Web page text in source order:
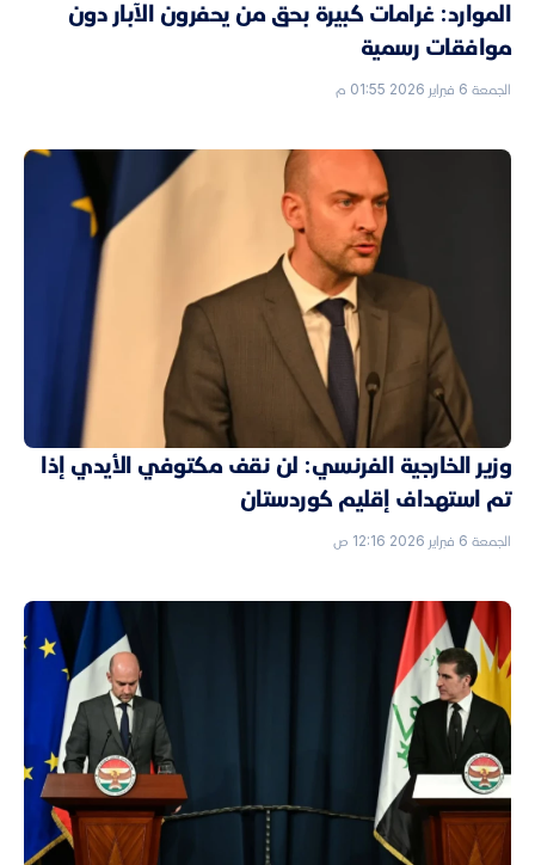
الموارد: غرامات كبيرة بحق من يحفرون الآبار دون
موافقات رسمية
الجمعة 6 فبراير 2026 01:55 م
وزير الخارجية الفرنسي: لن نقف مكتوفي الأيدي إذا
تم استهداف إقليم كوردستان
الجمعة 6 فبراير 2026 12:16 ص